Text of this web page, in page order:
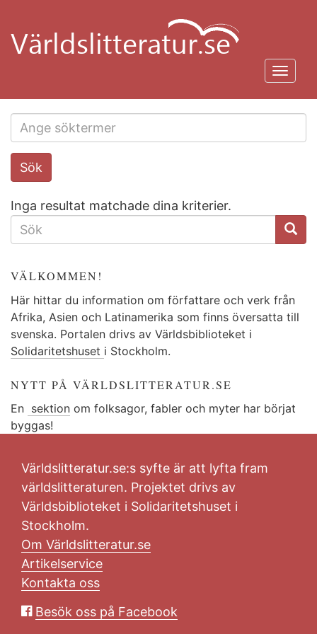
huvudinnehåll
Search
this
Sök
Inga resultat matchade dina kriterier.
SÖKFORMULÄR
VÄLKOMMEN!
Här hittar du information om författare och verk från
Afrika, Asien och Latinamerika som finns översatta till
svenska. Portalen drivs av Världsbiblioteket i
Solidaritetshuset i Stockholm.
NYTT PÅ VÄRLDSLITTERATUR.SE
En sektion om folksagor, fabler och myter har börjat
byggas!
Världslitteratur.se:s syfte är att lyfta fram
världslitteraturen. Projektet drivs av
Världsbiblioteket i Solidaritetshuset i
Stockholm.
Om Världslitteratur.se
Artikelservice
Kontakta oss
Besök oss på Facebook